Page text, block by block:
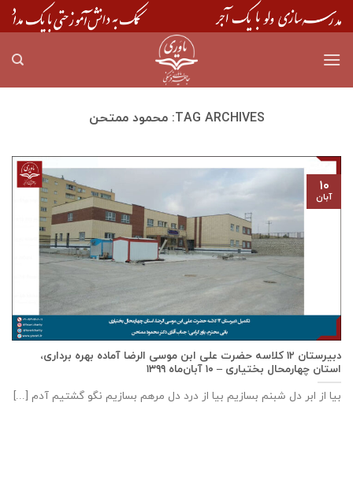
Skip
to
TAG ARCHIVES: محمود ممتحن
دبيرستان ١٢ كلاسه حضرت علی ابن موسی الرضا آماده بهره برداری،
استان چهارمحال بختياری – ۱۰ آبان‌ماه ۱۳۹۹
بیا از ابر دل شبنم بسازیم بیا از درد دل مرهم بسازیم نگو گشتیم آدم [...]
۱۰
آبان